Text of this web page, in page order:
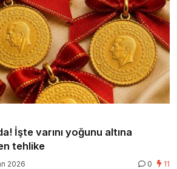
İşte varını yoğunu altına
tehlike
2026 0 11